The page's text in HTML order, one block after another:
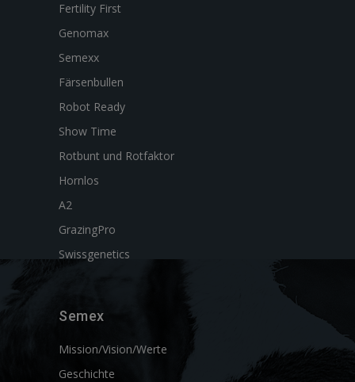
Fertility First
Genomax
Semexx
Färsenbullen
Robot Ready
Show Time
Rotbunt und Rotfaktor
Hornlos
A2
GrazingPro
Swissgenetics
Semex
Mission/Vision/Werte
Geschichte